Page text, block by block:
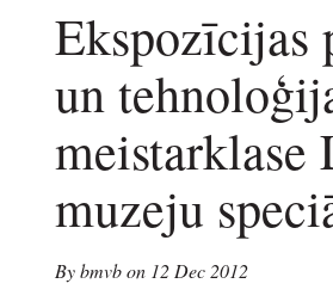
Ekspozīcijas
un
muzeju
By bmvb on 12 Dec 2012